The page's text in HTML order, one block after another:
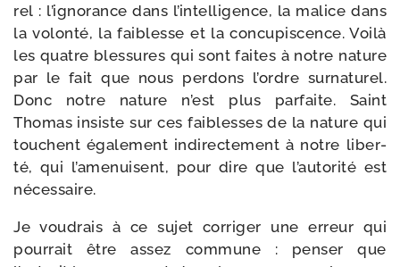
rel : l’ignorance dans l’intelligence, la malice dans
la volon­té, la fai­blesse et la concu­pis­cence. Voilà
les quatre bles­sures qui sont faites à notre nature
par le fait que nous per­dons l’ordre sur­na­tu­rel.
Donc notre nature n’est plus par­faite. Saint
Thomas insiste sur ces fai­blesses de la nature qui
touchent éga­le­ment indi­rec­te­ment à notre liber­
té, qui l’amenuisent, pour dire que l’autorité est
nécessaire.
Je vou­drais à ce sujet cor­ri­ger une erreur qui
pour­rait être assez com­mune : pen­ser que